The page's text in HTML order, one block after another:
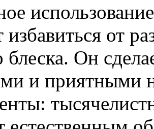
от
блеска. Он
и приятными